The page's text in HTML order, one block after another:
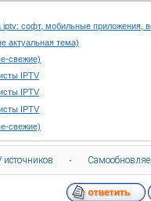
iptv: софт, мобильные приложения,
актуальная тема)
свежие)
IPTV
IPTV
IPTV
свежие)
источников ·